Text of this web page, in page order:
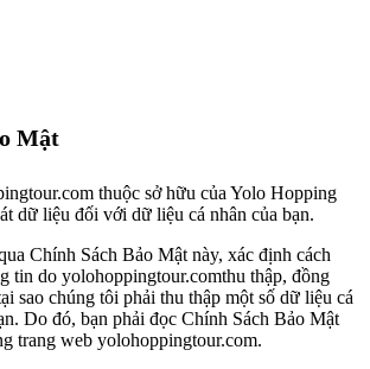
Mật
thuộc sở hữu của Yolo Hopping
dữ liệu đối với dữ liệu cá nhân của bạn.
Chính Sách Bảo Mật này, xác định cách
tin do yolohoppingtour.comthu thập, đồng
sao chúng tôi phải thu thập một số dữ liệu cá
Do đó, bạn phải đọc Chính Sách Bảo Mật
trang web yolohoppingtour.com.